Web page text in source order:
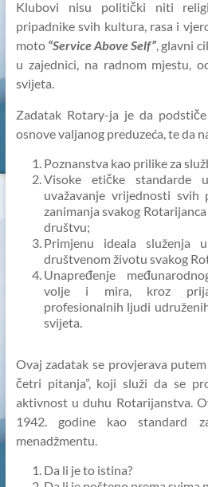
Klubovi nisu politički niti
pripadnike svih kultura, rasa i
moto “Service AboveSelf”, glavni
u zajednici, na radnom mjestu,
svijeta.
Zadatak Rotary-ja je da
osnove valjanog preduzeća, te da
Poznanstva kao prilike za
Visoke etičke standarde
uvažavanje vrijednosti
zanimanja svakog
društvu;
Primjenu ideala služenja
društvenom životu svakog
Unapređenje
volje i mira, kroz
profesionalnih ljudi
svijeta.
Ovaj zadatak se provjerava
četri pitanja”, koji služi da se
aktivnost u duhu Rotarijanstva.
1942. godine kao standard
menadžmentu.
Da li je to istina?